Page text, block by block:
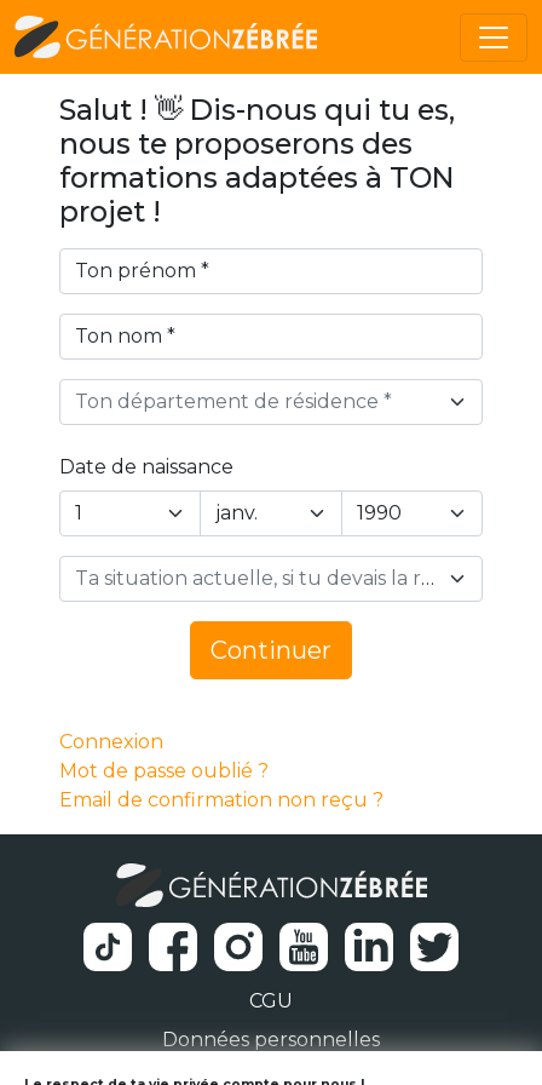
Salut ! 👋 Dis-nous qui tu es,
nous te proposerons des
formations adaptées à TON
projet !
Ton département de résidence *
Date de naissance
Year
Day
Ta situation actuelle, si tu devais la résumer en 1 mot… *
Continuer
Connexion
Mot de passe oublié ?
Email de confirmation non reçu ?
CGU
Données personnelles